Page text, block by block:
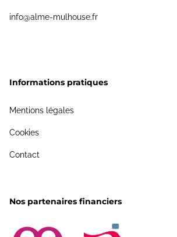
info@alme-mulhouse.fr
Informations pratiques
Mentions légales
Cookies
Contact
Nos partenaires financiers